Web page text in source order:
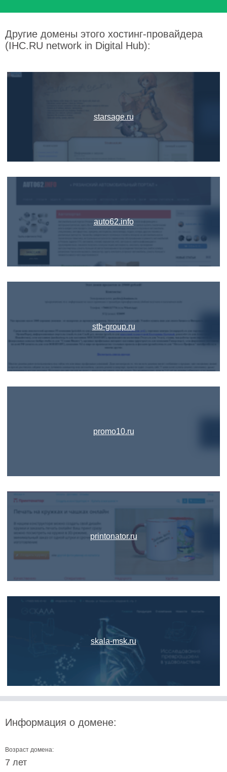
Другие домены этого хостинг-провайдера
(IHC.RU network in Digital Hub):
starsage.ru
auto62.info
stb-group.ru
promo10.ru
printonator.ru
skala-msk.ru
Информация о домене:
Возраст домена:
7 лет